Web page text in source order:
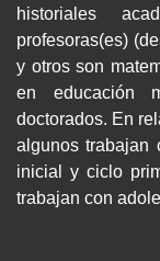
historiales
profesoras(es)
y otros son
en educación
doctorados. En
algunos trabajan
inicial y ciclo
trabajan con